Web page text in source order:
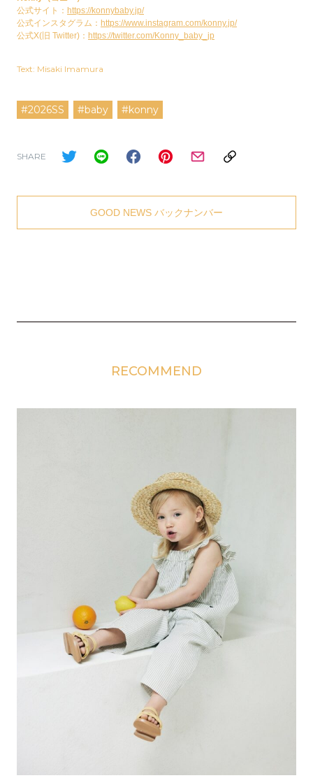
公式サイト： https://konnybaby.jp/
公式インスタグラム： https://www.instagram.com/konny.jp/
公式X(旧 Twitter)： https://twitter.com/Konny_baby_jp
Text: Misaki Imamura
#2026SS #baby #konny
SHARE
GOOD NEWS バックナンバー
RECOMMEND